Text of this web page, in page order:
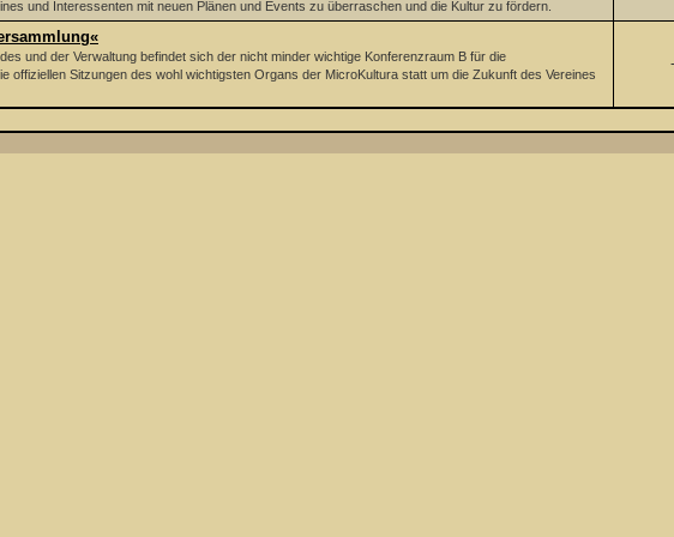
und Interessenten mit neuen Plänen und Events zu überraschen und die Kultur zu fördern.
und der Verwaltung befindet sich der nicht minder wichtige Konferenzraum B für die
offiziellen Sitzungen des wohl wichtigsten Organs der MicroKultura statt um die Zukunft des Vereines
-